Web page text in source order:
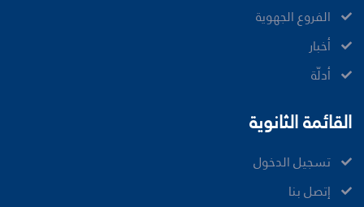
الفروع الجهوية
ﺃﺧﺒﺎﺭ
أدلّة
القائمة الثانوية
تسجيل الدخول
إتصل بنا